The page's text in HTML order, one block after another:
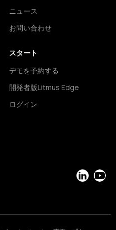
ニュース
お問い合わせ
スタート
デモを予約する
開発者版Litmus Edge
ログイン
LinkedIn